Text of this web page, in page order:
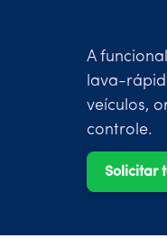
A
lava-
veículos,
controle.
Solicitar